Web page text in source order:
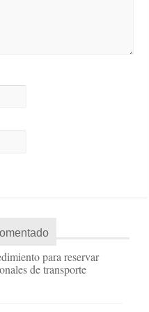
para reservar
de transporte